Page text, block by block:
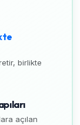
birlikte
açılan